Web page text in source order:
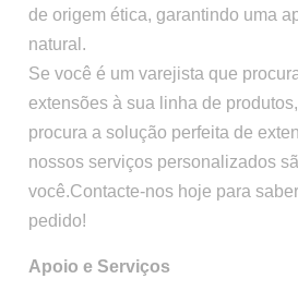
de origem ética, garantindo uma
natural.
Se você é um varejista que
extensões à sua linha de
procura a solução perfeita de
nossos serviços personalizados
você.Contacte-nos hoje para
pedido!
Apoio e Serviços